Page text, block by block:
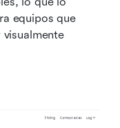
equipos que